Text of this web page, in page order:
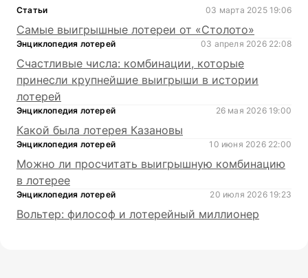
Статьи 03 марта 2025 19:06
Самые выигрышные лотереи от «Столото»
Энциклопедия лотерей 03 апреля 2026 22:08
Счастливые числа: комбинации, которые
принесли крупнейшие выигрыши в истории
лотерей
Энциклопедия лотерей 26 мая 2026 19:00
Какой была лотерея Казановы
Энциклопедия лотерей 10 июня 2026 22:00
Можно ли просчитать выигрышную комбинацию
в лотерее
Энциклопедия лотерей 20 июля 2026 19:23
Вольтер: философ и лотерейный миллионер